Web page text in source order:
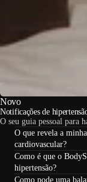
Novo
Notificações de
O seu guia pessoal para
O que revela a
cardiovascular?
Como é que o
hipertensão?
Como pode uma